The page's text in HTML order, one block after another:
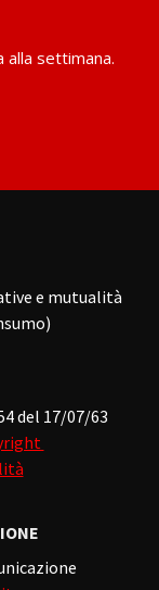
alla settimana.
e mutualità
del 17/07/63